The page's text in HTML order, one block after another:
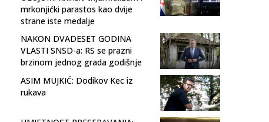
mrkonjićki parastos kao dvije
strane iste medalje
NAKON DVADESET GODINA
VLASTI SNSD-a: RS se prazni
brzinom jednog grada godišnje
ASIM MUJKIĆ: Dodikov Kec iz
rukava